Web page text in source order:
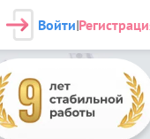
Войти|